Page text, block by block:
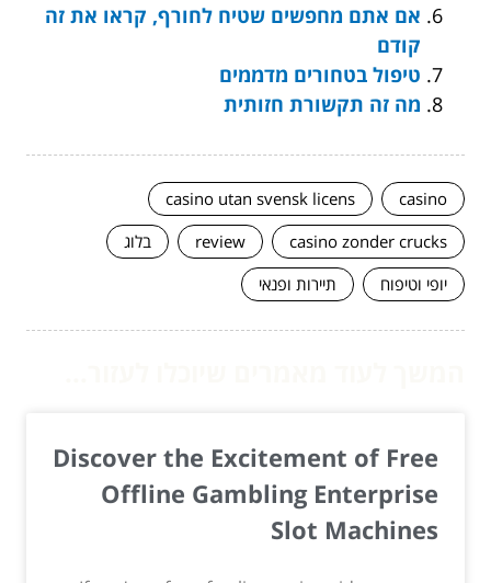
אם אתם מחפשים שטיח לחורף, קראו את זה
קודם
טיפול בטחורים מדממים
מה זה תקשורת חזותית
casino
casino utan svensk licens
casino zonder crucks
review
בלוג
יופי וטיפוח
תיירות ופנאי
Discover the Excitement of Free
Offline Gambling Enterprise
Slot Machines